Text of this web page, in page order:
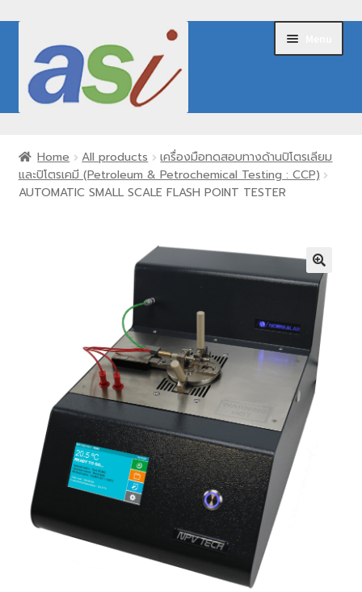
navigation
content
About Us
menu
Request for Quote
Contact Us
Home All products
เครื่องมือทดสอบทางด้านปิโตรเลียม
และปิโตรเคมี (Petroleum & Petrochemical Testing : CCP)
AUTOMATIC SMALL SCALE FLASH POINT TESTER